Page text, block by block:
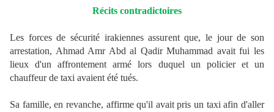
Récits contradictoires
Les forces de sécurité irakiennes assurent que, le jour de son
arrestation, Ahmad Amr Abd al Qadir Muhammad avait fui les
lieux d'un affrontement armé lors duquel un policier et un
chauffeur de taxi avaient été tués.
Sa famille, en revanche, affirme qu'il avait pris un taxi afin d'aller